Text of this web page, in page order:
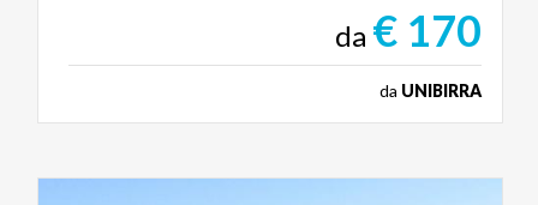
da € 170
da UNIBIRRA